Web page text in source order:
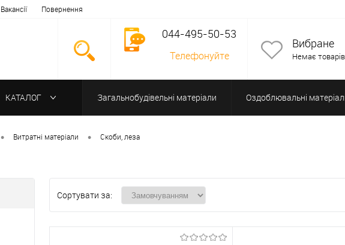
Вакансії Повернення
044-495-50-53
Телефонуйте
Вибране
Немає товарів
КАТАЛОГ Загальнобудівельні матеріали Оздоблювальні
Допоміжне обладнання
• Витратні матеріали • Скоби, леза
Сортувати за: